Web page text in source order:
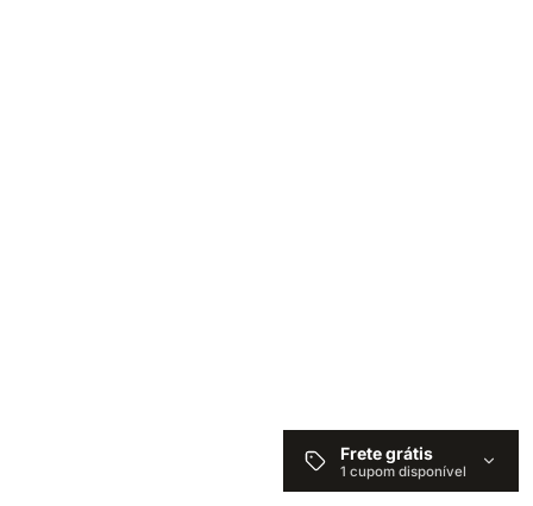
Frete grátis
1 cupom disponível